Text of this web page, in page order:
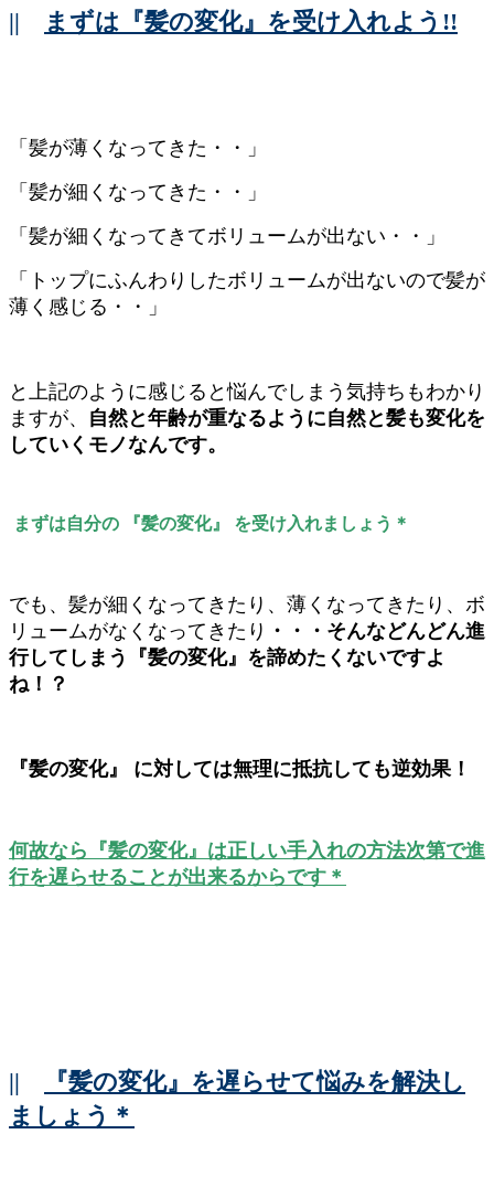
|| まずは『髪の変化』を受け入れよう!!
「髪が薄くなってきた・・」
「髪が細くなってきた・・」
「髪が細くなってきてボリュームが出ない・・」
「トップにふんわりしたボリュームが出ないので髪が
薄く感じる・・」
と上記のように感じると悩んでしまう気持ちもわかり
ますが、 自然と年齢が重なるように自然と髪も変化を
していくモノなんです。
まずは自分の 『髪の変化』 を受け入れましょう＊
でも、髪が細くなってきたり、薄くなってきたり、ボ
リュームがなくなってきたり ・・・そんなどんどん進
行してしまう『髪の変化』を諦めたくないですよ
ね！？
『髪の変化』 に対しては無理に抵抗しても逆効果！
何故なら『髪の変化』は正しい手入れの方法次第で進
行を遅らせることが出来るからです＊
||
『髪の変化』を遅らせて悩みを解決し
ましょう＊